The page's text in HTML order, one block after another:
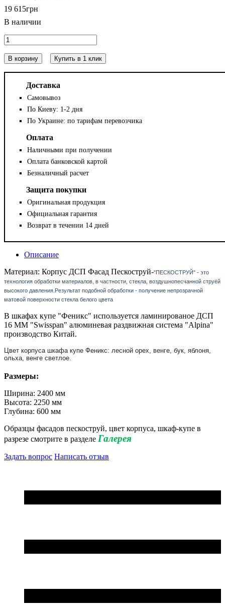
19 615грн
В корзину Купить в 1 клик
Доставка
Самовывоз
По Киеву: 1-2 дня
По Украине: по тарифам перевозчика
Оплата
Наличными при получении
Оплата банковской картой
Безналичный расчет
Защита покупки
Оригинальная продукция
Официальная гарантия
Возврат в течении 14 дней
Описание
Материал: Корпус ДСП Фасад Пескоструй-"ПЕСКОСТРУЙ" - это
технология обработки материалов, в частности, стекла, воздушнопесчанной струёй
высокого давления.Результат подобной обработки - получение непрозрачной
матовой поверхности стекла белого цвета
В шкафах купе "Феникс" используется ламинированое ДСП
16 ММ "Swisspan" алюминевая раздвижная система "Alpina"
производство Китай.
Цвет корпуса шкафа купе Феникс: лесной орех, венге, бук, яблоня,
ольха, венге светлое.
Размеры:
Ширина: 2400 мм
Высота: 2250 мм
Глубина: 600 мм
Образцы фасадов пескоструй, цвет корпуса, шкаф-купе в
разрезе смотрите в разделе Галерея
Задать вопрос Написать отзыв